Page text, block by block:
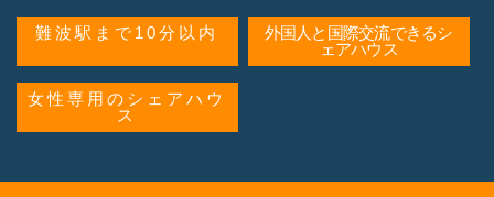
難波駅まで10分以内
外国人と国際交流できるシ
ェアハウス
女性専用のシェアハウ
ス